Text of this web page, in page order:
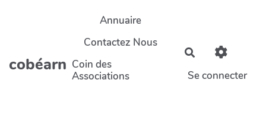
Aller au contenu principal
cobéarn
Annuaire
Contactez Nous
Coin des
Associations
Rechercher
Se connecter